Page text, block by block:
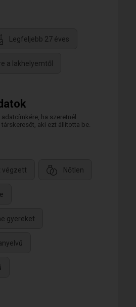
Legfeljebb 27 éves
a lakhelyemtől
ha szeretnél
aki ezt állította be.
végzett Nőtlen
gyereket